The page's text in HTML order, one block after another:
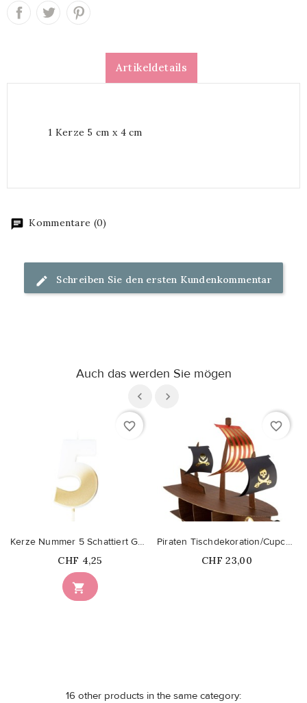
Artikeldetails
1 Kerze 5 cm x 4 cm
Kommentare (0)
Schreiben Sie den ersten Kundenkommentar
Auch das werden Sie mögen
favorite_border

Kerze Nummer 5 Schattiert Gold
Price
CHF 4,25
favorite_border
Piraten Tischdekoration/Cupcake Ständer
Price
CHF 23,00
16 other products in the same category: